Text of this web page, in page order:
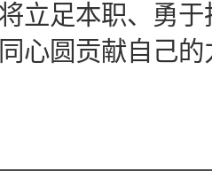
立足本职、勇
心圆贡献自己的